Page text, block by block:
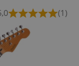
(1)